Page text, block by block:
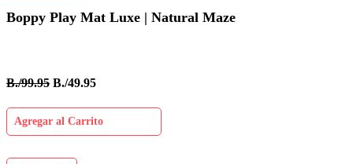
Boppy Play Mat Luxe | Natural Maze
B./99.95 B./49.95
Agregar al Carrito